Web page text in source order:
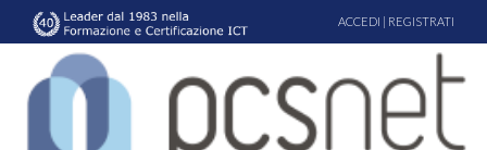
ACCEDI | REGISTRATI